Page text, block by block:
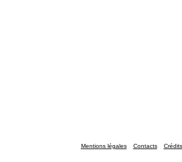
Mentions légales Contacts Crédits